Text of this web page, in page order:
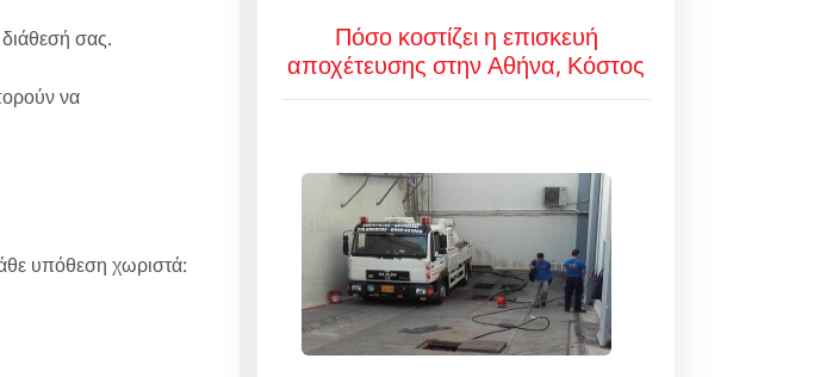
σας.
να
υπόθεση χωριστά:
Πόσο κοστίζει η επισκευή
αποχέτευσης στην Αθήνα, Κόστος